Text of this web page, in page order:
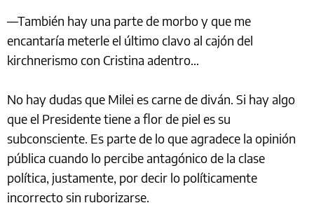
—También hay una parte de morbo y que me
encantaría meterle el último clavo al cajón del
kirchnerismo con Cristina adentro…
No hay dudas que Milei es carne de diván. Si hay algo
que el Presidente tiene a flor de piel es su
subconsciente. Es parte de lo que agradece la opinión
pública cuando lo percibe antagónico de la clase
política, justamente, por decir lo políticamente
incorrecto sin ruborizarse.